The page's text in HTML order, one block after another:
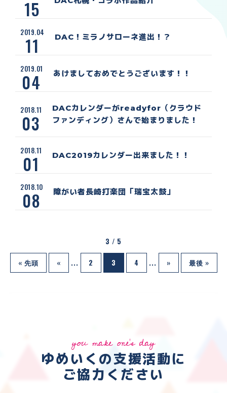
15
2019.04
11 DAC！ミラノサローネ進出！？
2019.01
04 あけましておめでとうございます！！
2018.11
03
DACカレンダーがreadyfor（クラウド
ファンディング）さんで始まりました！
2018.11
01 DAC2019カレンダー出来ました！！
2018.10
08 障がい者長崎打楽団「瑞宝太鼓」
3 / 5
« 先頭 « ... 2 3 4 ... » 最後 »
you make one's day
ゆめいくの支援活動に
ご協力ください